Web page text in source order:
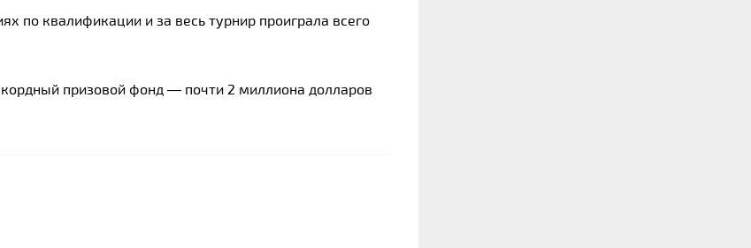
по квалификации и за весь турнир проиграла всего
призовой фонд — почти 2 миллиона долларов